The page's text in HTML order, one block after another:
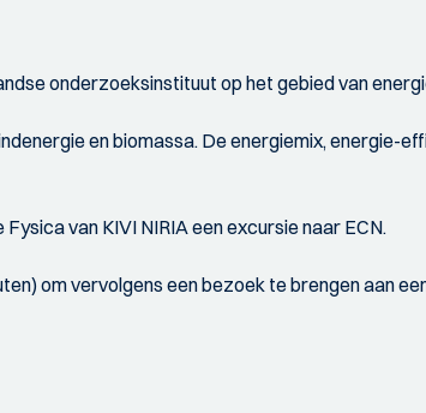
onderzoeksinstituut op het gebied van
en biomassa. De energiemix, energie-
van KIVI NIRIA een excursie naar ECN.
om vervolgens een bezoek te brengen aan